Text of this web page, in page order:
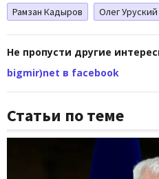
Рамзан Кадыров
Олег Уруский
Не пропусти другие
bigmir)net в facebook
Статьи по теме